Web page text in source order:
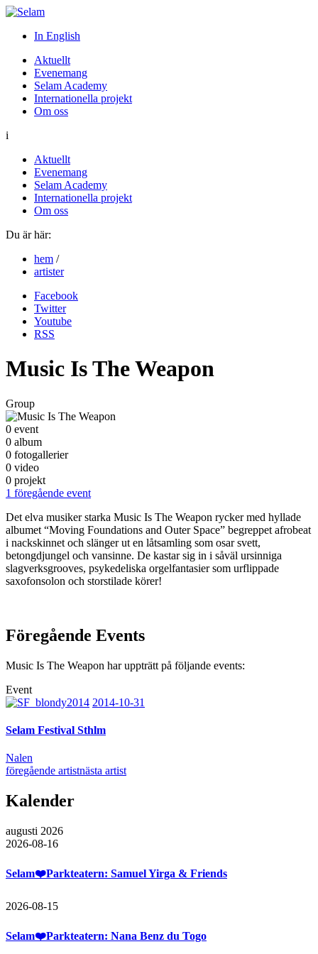
In English
Aktuellt
Evenemang
Selam Academy
Internationella projekt
Om oss
i
Aktuellt
Evenemang
Selam Academy
Internationella projekt
Om oss
Du är här:
hem /
artister
Facebook
Twitter
Youtube
RSS
Music Is The Weapon
Group
0 event
0 album
0 fotogallerier
0 video
0 projekt
1 föregående event
Det elva musiker starka Music Is The Weapon rycker med hyllade
albumet “Moving Foundations and Outer Space” begreppet afrobeat
i nackskinnet och slänger ut en låtsamling som osar svett,
betongdjungel och vansinne. De kastar sig in i såväl ursinniga
slagverksgrooves, psykedeliska orgelfantasier som urflippade
saxofonsolon och storstilade körer!
Föregående Events
Music Is The Weapon har uppträtt på följande events:
Event
2014-10-31
Selam Festival Sthlm
Nalen
föregående artistnästa artist
Kalender
augusti 2026
2026-08-16
Selam❤️Parkteatern: Samuel Yirga & Friends
2026-08-15
Selam❤️Parkteatern: Nana Benz du Togo